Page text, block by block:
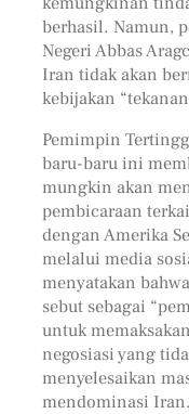
berhasil. Namun,
Negeri Abbas
Iran tidak akan
kebijakan
Pemimpin
baru-baru ini
mungkin akan
pembicaraan
dengan Amerika
melalui media
menyatakan
sebut sebagai
untuk
negosiasi yang
menyelesaikan
mendominasi Iran.